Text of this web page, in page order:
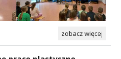
zobacz więcej